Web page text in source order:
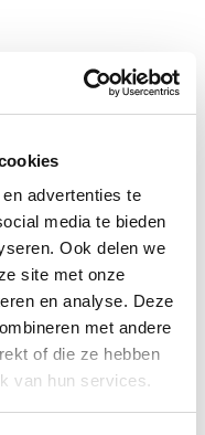
advertenties te
media te bieden
Ook delen we
site met onze
en analyse. Deze
met andere
of die ze hebben
van hun services.
ik zo spoedig